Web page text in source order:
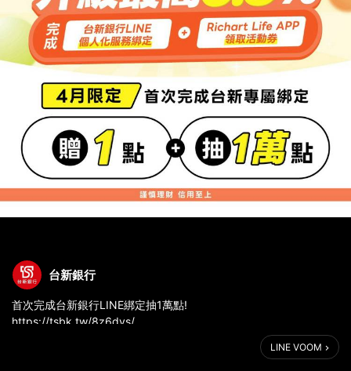
台新銀行
首次完成台新銀行LINE綁定抽1萬點!
https://tsbk.tw/8z6dvs/
LINE VOOM